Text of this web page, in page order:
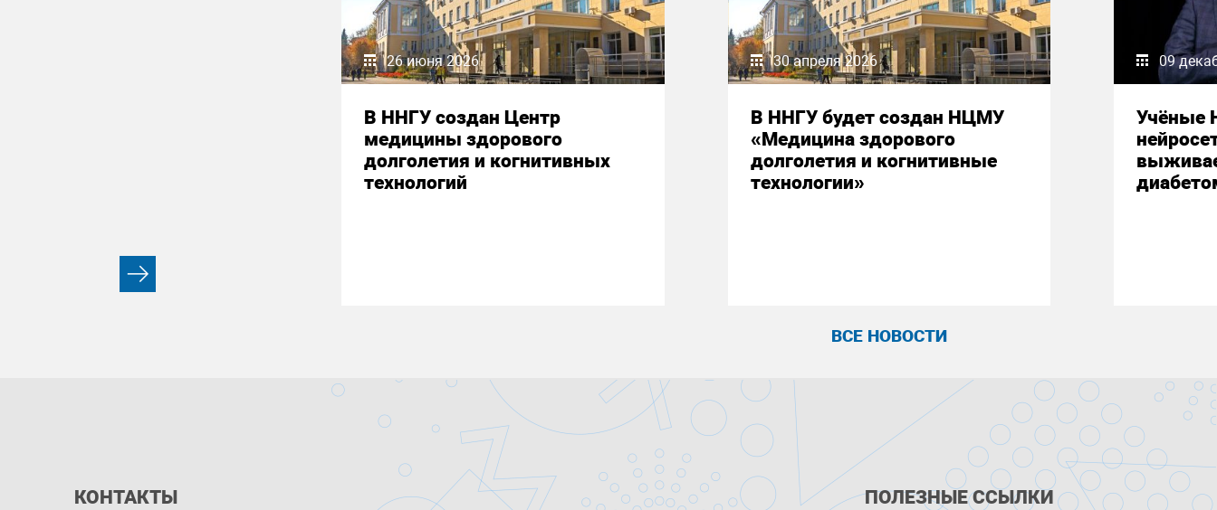
26 июня 2026
В ННГУ создан Центр
медицины здорового
долголетия и когнитивных
технологий
30 апреля 2026
В ННГУ будет создан НЦМУ
«Медицина здорового
долголетия и когнитивные
технологии»
09
Учёные
ВСЕ НОВОСТИ
КОНТАКТЫ ПОЛЕЗНЫЕ ССЫЛКИ